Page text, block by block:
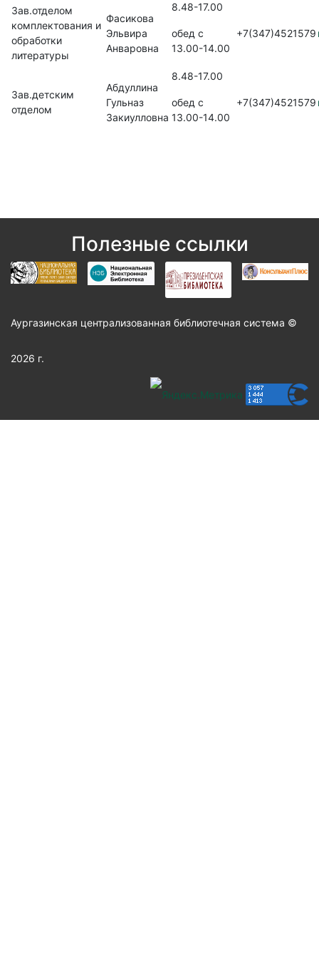
Зав.отделом
комплектования и
обработки
литературы
Фасикова
Эльвира
Анваровна
8.48-17.00
обед с
13.00-14.00
+7(347)4521579
Зав.детским
отделом
Абдуллина
Гульназ
Закиулловна
8.48-17.00
обед с
13.00-14.00
+7(347)4521579
Полезные ссылки
Аургазинская централизованная библиотечная система ©
2026 г.